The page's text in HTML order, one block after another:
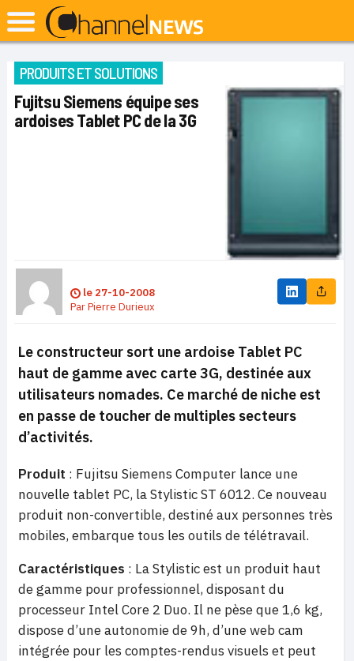
PRODUITS ET SOLUTIONS
Fujitsu Siemens équipe ses
ardoises Tablet PC de la 3G
le 27-10-2008
ParPierre Durieux
Le constructeur sort une ardoise Tablet PC
haut de gamme avec carte 3G, destinée aux
utilisateurs nomades. Ce marché de niche est
en passe de toucher de multiples secteurs
d’activités.
Produit : Fujitsu Siemens Computer lance une
nouvelle tablet PC, la Stylistic ST 6012. Ce nouveau
produit non-convertible, destiné aux personnes très
mobiles, embarque tous les outils de télétravail.
Caractéristiques : La Stylistic est un produit haut
de gamme pour professionnel, disposant du
processeur Intel Core 2 Duo. Il ne pèse que 1,6 kg,
dispose d’une autonomie de 9h, d’une web cam
intégrée pour les comptes-rendus visuels et peut